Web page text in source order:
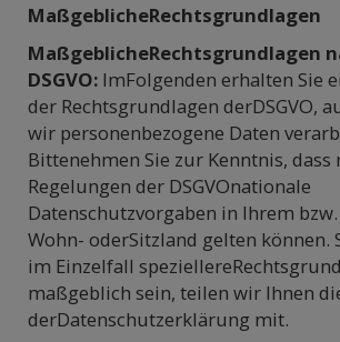
MaßgeblicheRechtsgrundlagen
MaßgeblicheRechtsgrundlagen
DSGVO: ImFolgenden erhalten Sie
der Rechtsgrundlagen derDSGVO,
wir personenbezogene Daten
Bittenehmen Sie zur Kenntnis, dass
Regelungen der DSGVOnationale
Datenschutzvorgaben in Ihrem
Wohn- oderSitzland gelten können.
im Einzelfall
maßgeblich sein, teilen wir Ihnen
derDatenschutzerklärung mit.